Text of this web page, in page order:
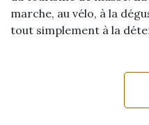
marche, au vélo, à la
tout simplement à la